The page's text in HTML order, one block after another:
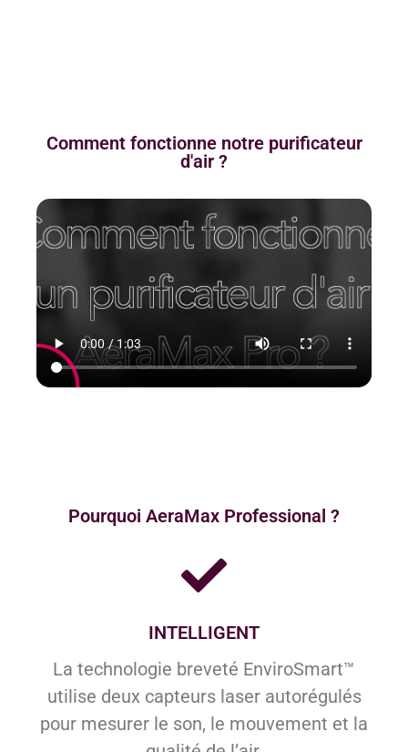
Comment fonctionne notre purificateur
d'air ?
Pourquoi AeraMax Professional ?
INTELLIGENT
La technologie breveté EnviroSmart™
utilise deux capteurs laser autorégulés
pour mesurer le son, le mouvement et la